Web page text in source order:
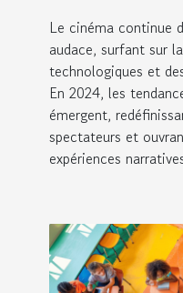
Le cinéma continue
audace, surfant sur
technologiques et
En 2024, les
émergent,
spectateurs et
expériences